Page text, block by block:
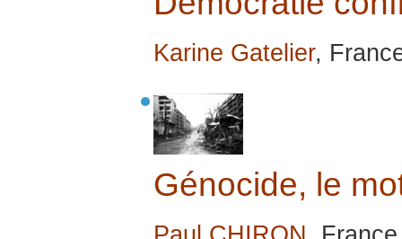
Karine Gatelier,
Génocide, le